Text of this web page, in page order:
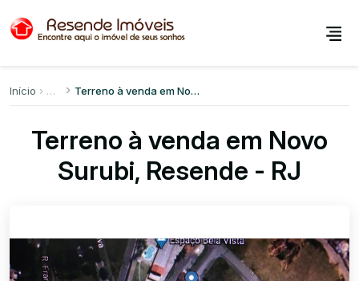
Início Terreno à venda em Novo Surubi
Terreno à venda em Novo
Surubi, Resende - RJ